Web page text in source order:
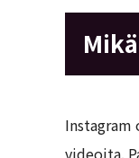
Instagram
videoita.